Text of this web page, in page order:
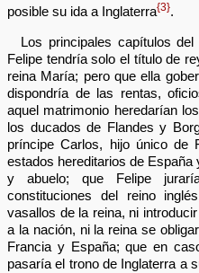
posible su ida a Inglaterra{3}.
Los principales capítulos
Felipe tendría solo el título de
reina María; pero que ella
dispondría de las rentas,
aquel matrimonio heredarían
los ducados de Flandes y
príncipe Carlos, hijo único de
estados hereditarios de
y abuelo; que Felipe
constituciones del reino
vasallos de la reina, ni
a la nación, ni la reina se
Francia y España; que en
pasaría el trono de Inglaterra a